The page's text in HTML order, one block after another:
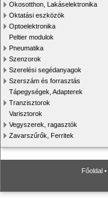
Okosotthon, Lakáselektronika
Oktatási eszközök
Optoelektronika
Peltier modulok
Pneumatika
Szenzorok
Szerelési segédanyagok
Szerszám és forrasztás
Tápegységek, Adapterek
Tranzisztorok
Varisztorok
Vegyszerek, ragasztók
Zavarszűrők, Ferritek
Főoldal •